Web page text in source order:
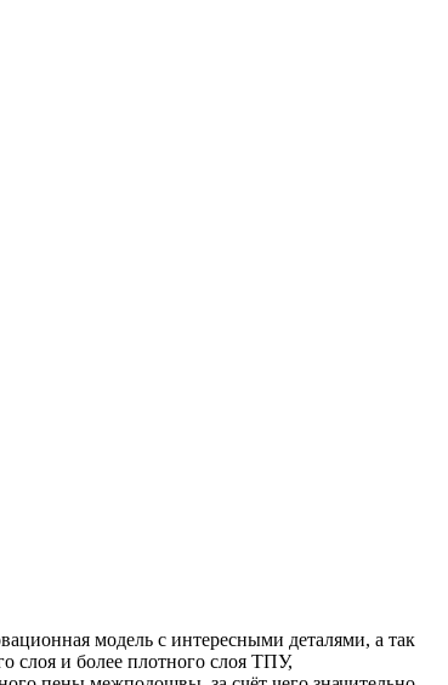
модель с интересными деталями, а так
слоя и более плотного слоя ТПУ,